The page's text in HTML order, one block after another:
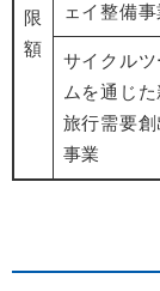
限
額
ェイ整備事
サイクル
ムを通じ
旅行需要
事業